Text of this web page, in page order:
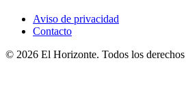
Aviso de privacidad
Contacto
© 2026 El Horizonte. Todos los derechos